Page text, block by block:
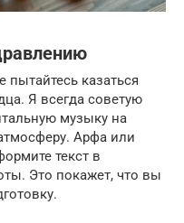
казаться
Я всегда советую
музыку на
Арфа или
текст в
Это покажет, что вы